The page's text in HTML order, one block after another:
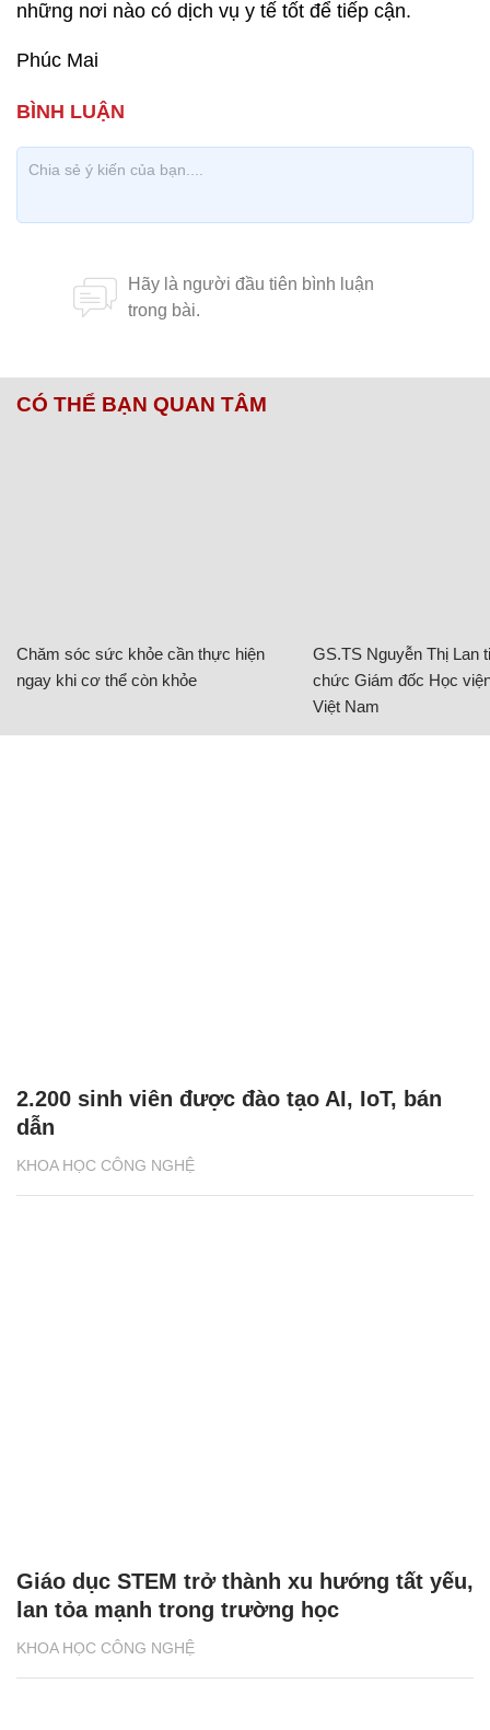
những nơi nào có dịch vụ y tế tốt để tiếp cận.
Phúc Mai
CÓ THỂ BẠN QUAN TÂM
Chăm sóc sức khỏe cần thực hiện
ngay khi cơ thể còn khỏe
GS.TS Nguyễn Thị Lan
chức Giám đốc Học
Việt Nam
KHOA HỌC CÔNG NGHỆ
2.200 sinh viên được đào tạo AI, IoT, bán
dẫn
KHOA HỌC CÔNG NGHỆ
Giáo dục STEM trở thành xu hướng tất yếu,
lan tỏa mạnh trong trường học